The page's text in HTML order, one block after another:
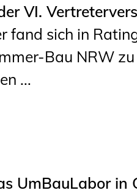
VI.
fand sich in
Bau NRW
...
UmBauLabor in